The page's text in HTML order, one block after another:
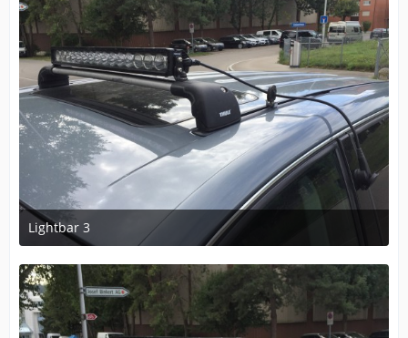
Lightbar 3
27. August 2020 um 15:13